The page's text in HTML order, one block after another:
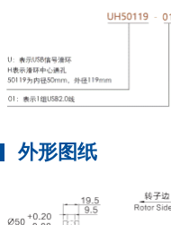
外形图纸